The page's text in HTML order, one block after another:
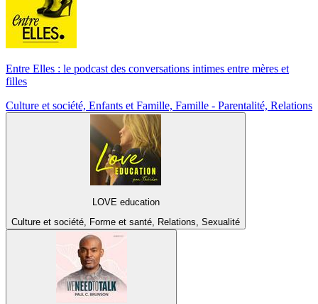
Entre Elles : le podcast des conversations intimes entre mères et
filles
Culture et société, Enfants et Famille, Famille - Parentalité, Relations
LOVE education
Culture et société, Forme et santé, Relations, Sexualité